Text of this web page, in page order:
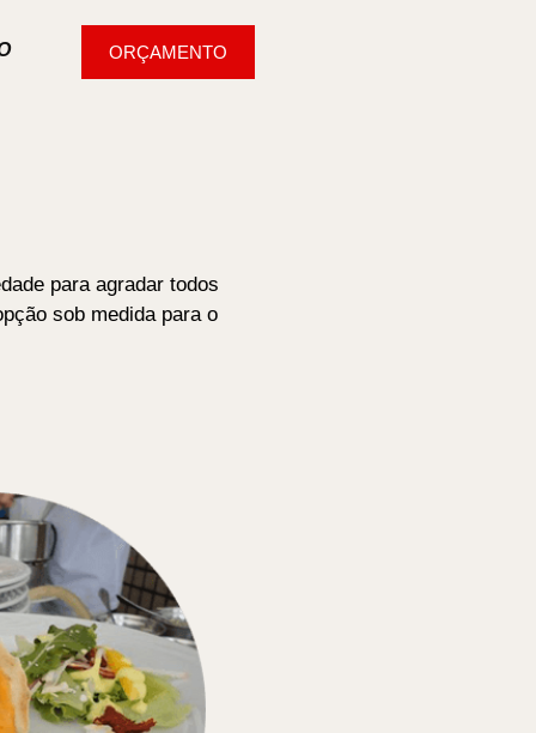
ORÇAMENTO
para agradar todos
sob medida para o